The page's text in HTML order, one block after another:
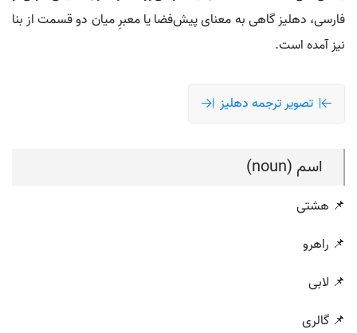
فارسی، دهلیز گاهی به معنای پیش‌فضا یا معبرِ میان دو قسمت از بنا
نیز آمده است.
تصویر ترجمه دهليز
اسم (noun)
📌 هشتی
📌 راهرو
📌 لابی
📌 گالری